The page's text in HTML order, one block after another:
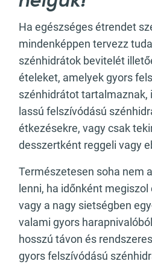
Ha egészséges étrendet
mindenképpen tervezz
szénhidrátok bevitelét
ételeket, amelyek gyors
szénhidrátot tartalmaznak,
lassú felszívódású
étkezésekre, vagy csak
desszertként reggeli vagy
Természetesen soha nem
lenni, ha időnként
vagy a nagy sietségben
valami gyors
hosszú távon és
gyors felszívódású